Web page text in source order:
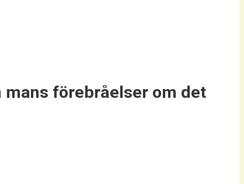
förebråelser om det